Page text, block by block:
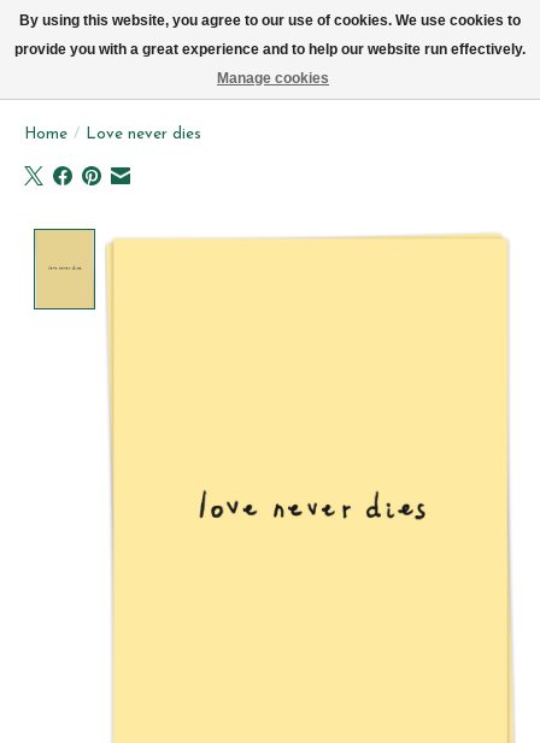
Home / Love never dies
Product image slideshow Items
By using this website, you agree to our use of cookies. We use cookies to
provide you with a great experience and to help our website run effectively.
Manage cookies